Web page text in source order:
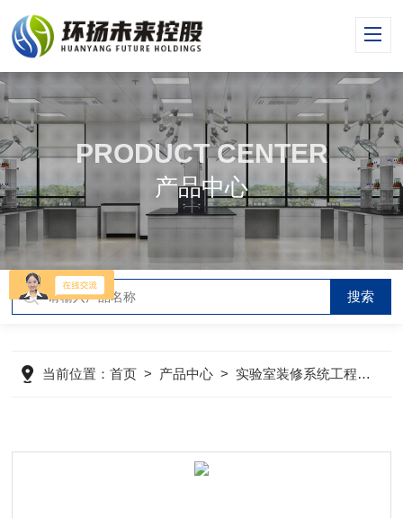
PRODUCT CENTER
产品中心
当前位置：首页 > 产品中心 > 实验室装修系统工程>